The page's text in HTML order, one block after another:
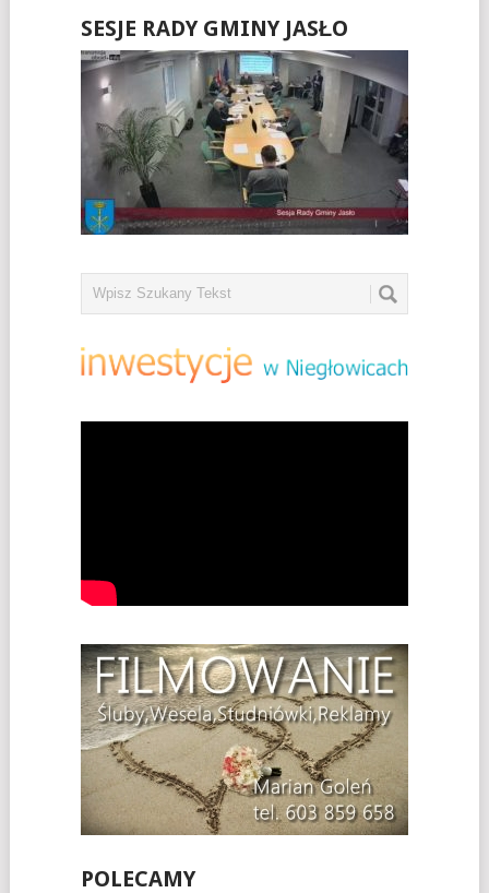
SESJE RADY GMINY JASŁO
POLECAMY